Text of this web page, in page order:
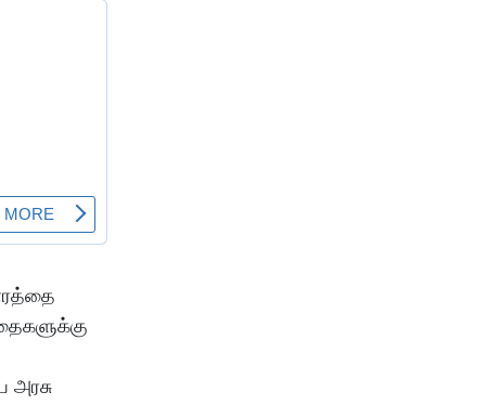
அரசு